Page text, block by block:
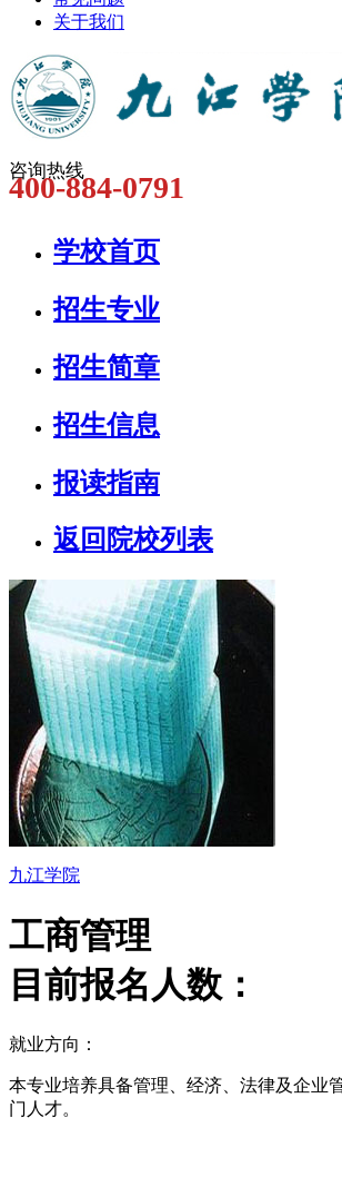
关于我们
咨询热线
400-884-0791
学校首页
招生专业
招生简章
招生信息
报读指南
返回院校列表
九江学院
工商管理
目前报名人数：
就业方向：
本专业培养具备管理、经济、法律及企业
门人才。